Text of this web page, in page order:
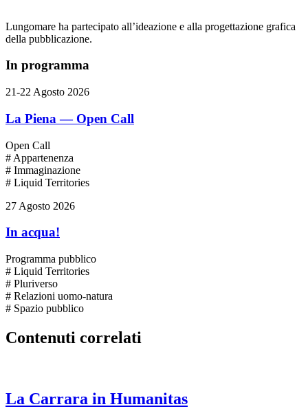
Lungomare ha partecipato all’ideazione e alla progettazione grafica
della pubblicazione.
In programma
21-22 Agosto 2026
La Piena — Open Call
Open Call
# Appartenenza
# Immaginazione
# Liquid Territories
27 Agosto 2026
In acqua!
Programma pubblico
# Liquid Territories
# Pluriverso
# Relazioni uomo-natura
# Spazio pubblico
Contenuti correlati
La Carrara in Humanitas